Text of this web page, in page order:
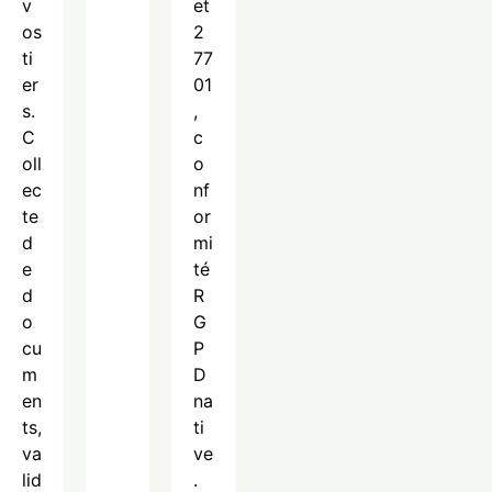
v
os
ti
er
s.
C
oll
ec
te
d
e
d
o
cu
m
en
ts,
va
lid
et
2
77
01
,
c
o
nf
or
mi
té
R
G
P
D
na
ti
ve
.